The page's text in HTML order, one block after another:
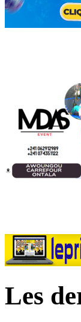
Les